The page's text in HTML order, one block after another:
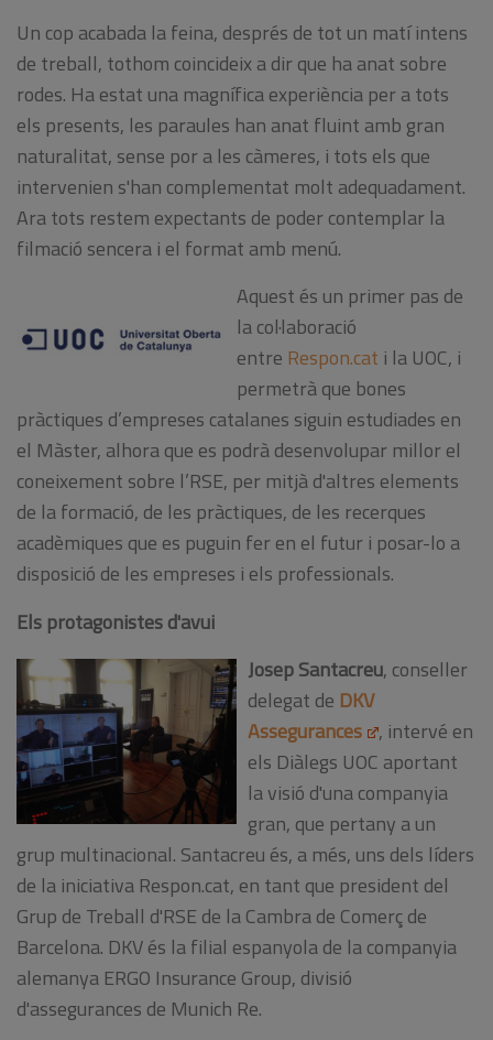
Un cop acabada la feina, després de tot un matí intens
de treball, tothom coincideix a dir que ha anat sobre
rodes. Ha estat una magnífica experiència per a tots
els presents, les paraules han anat fluint amb gran
naturalitat, sense por a les càmeres, i tots els que
intervenien s'han complementat molt adequadament.
Ara tots restem expectants de poder contemplar la
filmació sencera i el format amb menú.
Aquest és un primer pas de
la col·laboració
entre Respon.cat i la UOC, i
permetrà que bones
pràctiques d’empreses catalanes siguin estudiades en
el Màster, alhora que es podrà desenvolupar millor el
coneixement sobre l’RSE, per mitjà d'altres elements
de la formació, de les pràctiques, de les recerques
acadèmiques que es puguin fer en el futur i posar-lo a
disposició de les empreses i els professionals.
Els protagonistes d'avui
Josep Santacreu, conseller
delegat de DKV
Assegurances , intervé en
els Diàlegs UOC aportant
la visió d'una companyia
gran, que pertany a un
grup multinacional. Santacreu és, a més, uns dels líders
de la iniciativa Respon.cat, en tant que president del
Grup de Treball d'RSE de la Cambra de Comerç de
Barcelona. DKV és la filial espanyola de la companyia
alemanya ERGO Insurance Group, divisió
d'assegurances de Munich Re.